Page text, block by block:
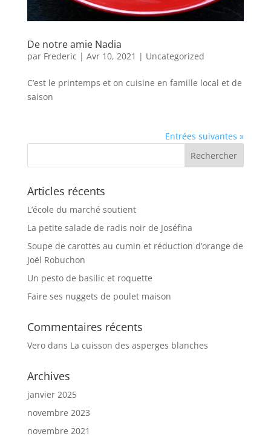
De notre amie Nadia
par Frederic | Avr 10, 2021 | Uncategorized
C’est le printemps et on cuisine en famille local et de
saison
Entrées suivantes »
Articles récents
L’école du marché soutient
La petite salade de radis noir de Joséfina
Soupe de carottes au cumin et réduction d’orange de
Joël Robuchon
Un pesto de basilic et roquette
Faire ses nuggets de poulet maison
Commentaires récents
Verodans La cuisson des asperges blanches
Archives
janvier 2025
novembre 2023
novembre 2021